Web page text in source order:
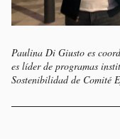
Paulina Di Giusto es
es líder de programas
Sostenibilidad de Comité